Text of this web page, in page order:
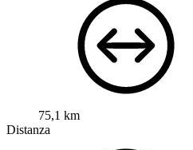
75,1 km
Distanza